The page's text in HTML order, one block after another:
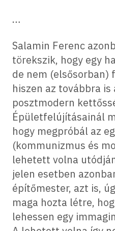
…
Salamin Ferenc
törekszik, hogy egy
de nem (elsősorban)
hiszen az továbbra is
posztmodern
Épületfelújításainál
hogy megpróbál az
(kommunizmus és
lehetett volna
jelen esetben
építőmester, azt is,
maga hozta létre,
lehessen egy